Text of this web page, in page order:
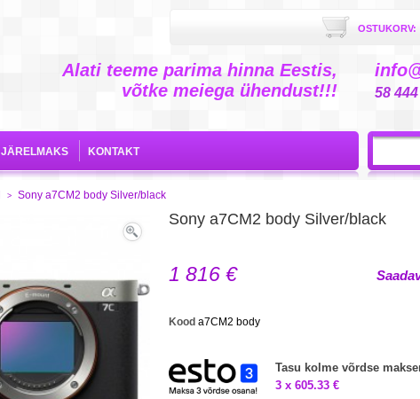
JÄRELMAKS KONTAKT
OSTUKORV:
Alati teeme parima hinna Eestis,
võtke meiega ühendust!!!
58
> Sony a7CM2 body Silver/black
Sony a7CM2 body Silver/black
1 816 €
Kood a7CM2 body
Tasu kolme võrdse
3 x 605.33 €